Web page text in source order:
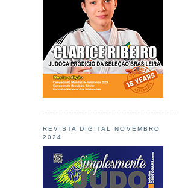
REVISTA DIGITAL NOVEMBRO
2024